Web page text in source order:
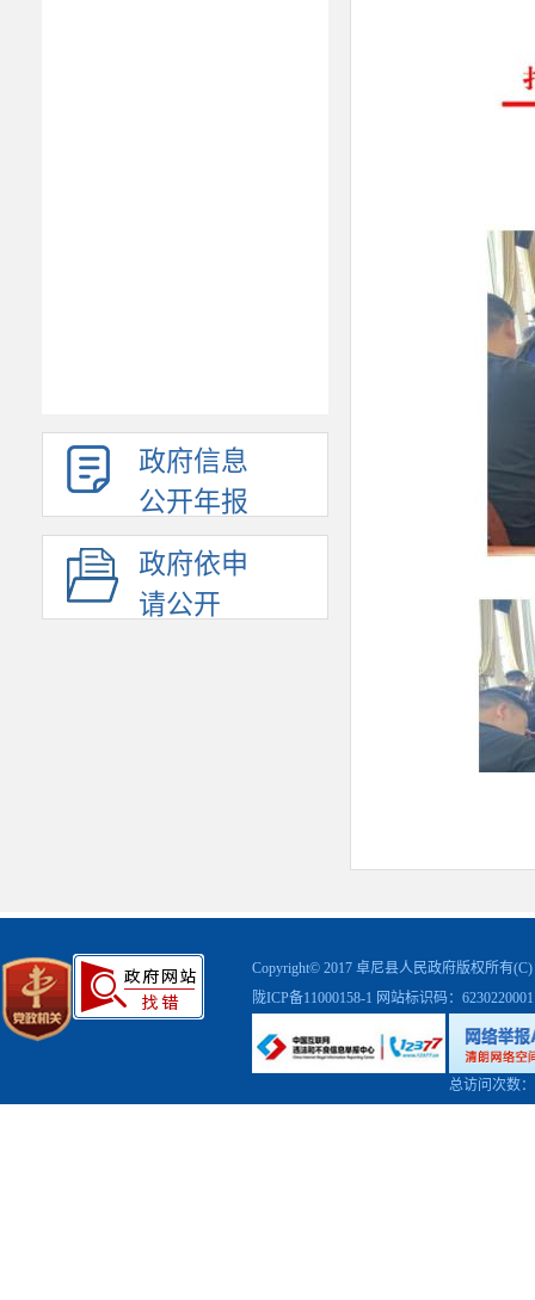
政府信息
公开年报
政府依申
请公开
Copyright© 2017 卓尼县人民政府版权所有
陇ICP备11000158-1 网站标识码：
总访问次数：